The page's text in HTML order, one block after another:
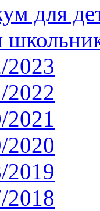
для
2023
2022
2021
2020
2019
2018